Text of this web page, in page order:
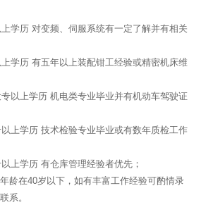
学历 对变频、伺服系统有一定了解并有相关
学历 有五年以上装配钳工经验或精密机床维
以上学历 机电类专业毕业并有机动车驾驶证
上学历 技术检验专业毕业或有数年质检工作
上学历 有仓库管理经验者优先；
龄在40岁以下，如有丰富工作经验可酌情录
系。